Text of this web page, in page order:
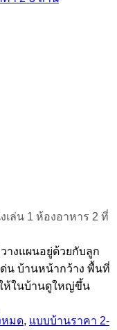
ล่น 1 ห้องอาหาร 2 ที่
างแผนอยู่ด้วยกับลูก
ด่น บ้านหน้ากว้าง พื้นที่
ห้ในบ้านดูใหญ่ขึ้น
หมด, แบบบ้านราคา 2-